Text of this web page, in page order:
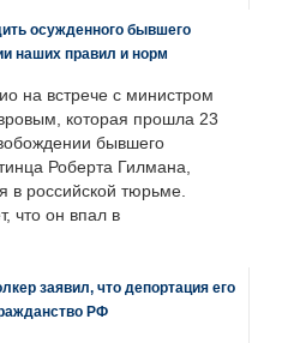
осужденного бывшего
наших правил и норм
на встрече с министром
которая прошла 23
бывшего
Роберта Гилмана,
в российской тюрьме.
что он впал в
заявил, что депортация его
РФ